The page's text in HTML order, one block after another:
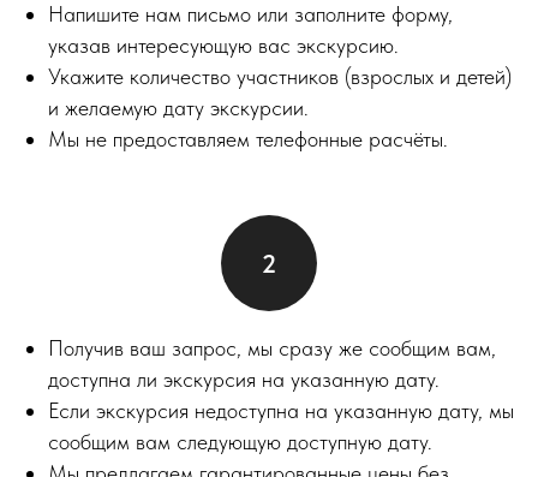
Напишите нам письмо или заполните форму,
указав интересующую вас экскурсию.
Укажите количество участников (взрослых и детей)
и желаемую дату экскурсии.
Мы не предоставляем телефонные расчёты.
Получив ваш запрос, мы сразу же сообщим вам,
доступна ли экскурсия на указанную дату.
Если экскурсия недоступна на указанную дату, мы
сообщим вам следующую доступную дату.